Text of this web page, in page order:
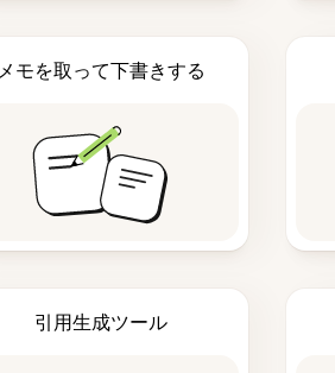
メモを取って下書きする
引用生成ツール